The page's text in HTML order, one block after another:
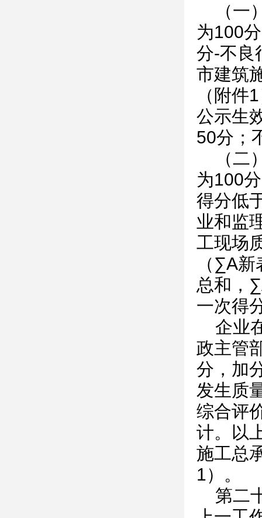
（
为100
分-不良
市建筑
（附
公示生
50分；
（
为100
得分低
业和监
工现场
（∑A
总和，
一次得
企业
政主管
分，加
发生质
综合评
计。以
施工总
1）。
第二